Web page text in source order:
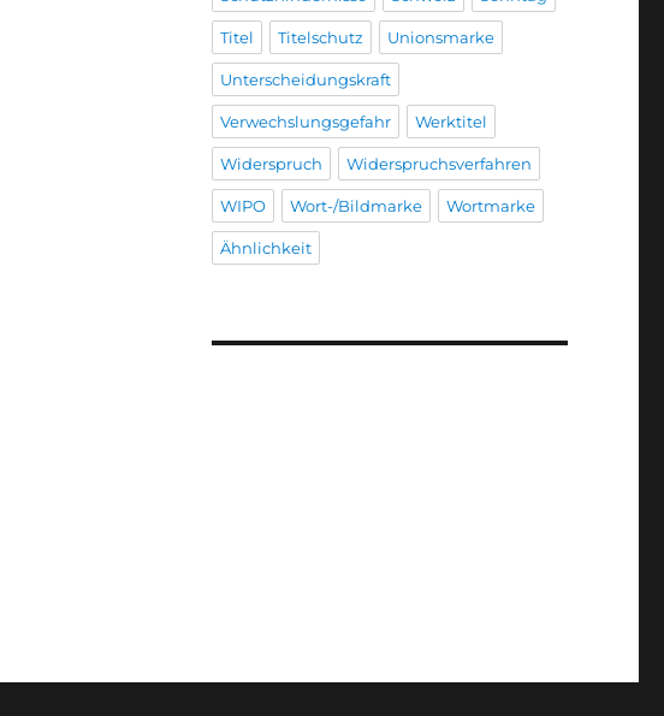
Titel Titelschutz Unionsmarke
Unterscheidungskraft
Verwechslungsgefahr Werktitel
Widerspruch Widerspruchsverfahren
WIPO Wort-/Bildmarke Wortmarke
Ähnlichkeit